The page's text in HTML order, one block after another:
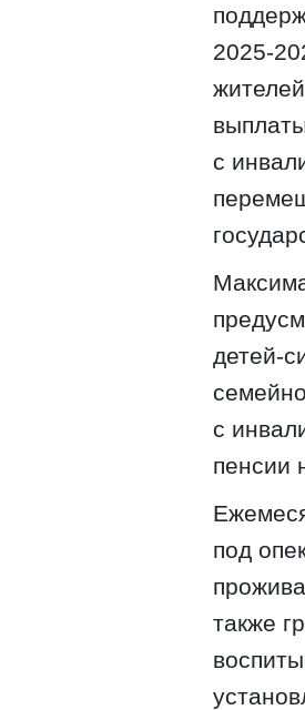
2025-
с
детей-
с
пенсии
под
также